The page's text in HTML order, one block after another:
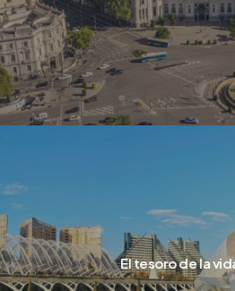
El tesoro de la